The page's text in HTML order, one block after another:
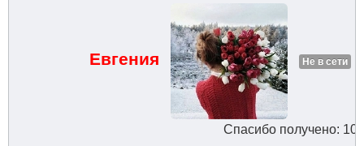
Евгения Не в сети
Спасибо получено: